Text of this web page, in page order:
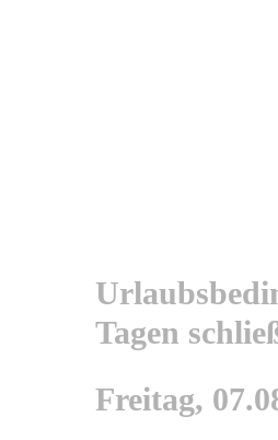
Tagen
Freitag,